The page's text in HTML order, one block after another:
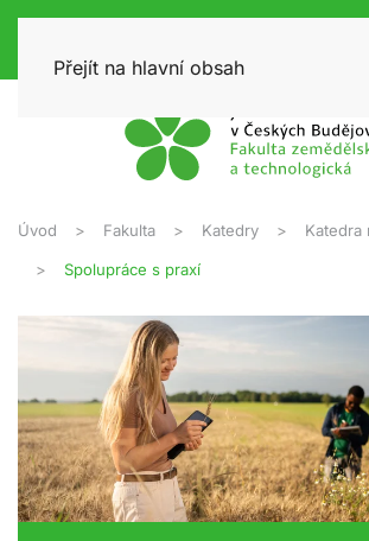
Přejít na hlavní obsah
Úvod Fakulta Katedry Katedra
Spolupráce s praxí